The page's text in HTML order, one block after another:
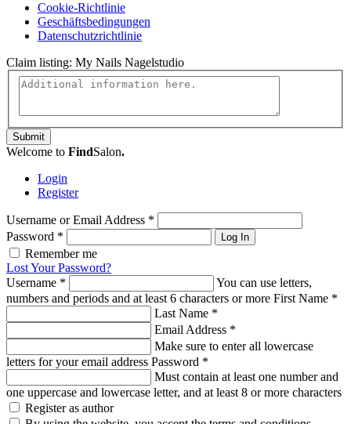
Cookie-Richtlinie
Geschäftsbedingungen
Datenschutzrichtlinie
Claim listing: My Nails Nagelstudio
Submit
Welcome to FindSalon.
Login
Register
Username or Email Address *
Password * Log In
Remember me
Lost Your Password?
Username *
You can use letters,
numbers and periods and at least 6 characters or more First Name *
Last Name *
Email Address *
Make sure to enter all lowercase
letters for your email address Password *
Must contain at least one number and
one uppercase and lowercase letter, and at least 8 or more characters
Register as author